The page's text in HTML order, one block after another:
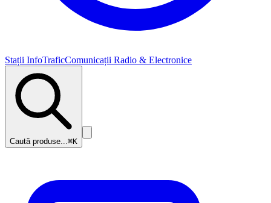
Stații InfoTraficComunicații Radio & Electronice
Caută produse...⌘K